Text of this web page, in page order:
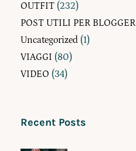
OUTFIT (232)
POST UTILI PER BLOGGER
Uncategorized (1)
VIAGGI (80)
VIDEO (34)
Recent Posts